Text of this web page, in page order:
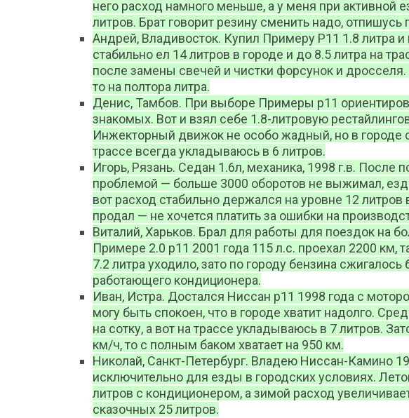
него расход намного меньше, а у меня при активной
литров. Брат говорит резину сменить надо,
Андрей, Владивосток. Купил Примеру Р11 1.8 литра
стабильно ел 14 литров в городе и до 8.5 литра на
после замены свечей и чистки форсунок и
то на полтора литра.
Денис, Тамбов. При выборе Примеры р11
знакомых. Вот и взял себе 1.8-литровую
Инжекторный движок не особо жадный, но в городе
трассе всегда укладываюсь в 6 литров.
Игорь, Рязань. Седан 1.6л, механика, 1998 г.в. После
проблемой — больше 3000 оборотов не выжимал,
вот расход стабильно держался на уровне 12
продал — не хочется платить за ошибки на
Виталий, Харьков. Брал для работы для поездок на
Примере 2.0 р11 2001 года 115 л.с. проехал 2200 км,
7.2 литра уходило, зато по городу бензина
работающего кондиционера.
Иван, Истра. Достался Ниссан р11 1998 года с
могу быть спокоен, что в городе хватит надолго.
на сотку, а вот на трассе укладываюсь в 7 литров.
км/ч, то с полным баком хватает на 950 км.
Николай, Санкт-Петербург. Владею Ниссан-Камино
исключительно для езды в городских условиях.
литров с кондиционером, а зимой расход
сказочных 25 литров.